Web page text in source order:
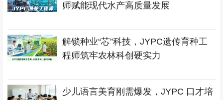
师赋能现代水产高质量发展
解锁种业“芯”科技，JYPC遗传育种工
程师筑牢农林科创硬实力
少儿语言美育刚需爆发，JYPC 口才培